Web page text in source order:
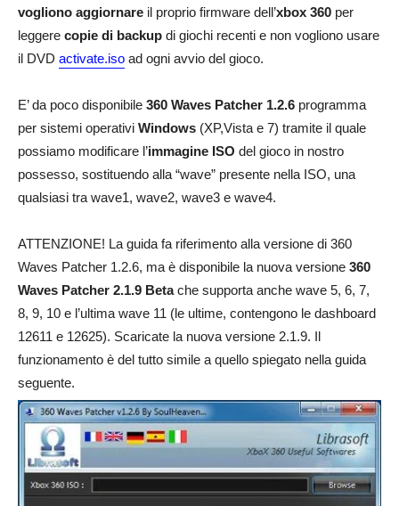
vogliono aggiornare il proprio firmware dell’xbox 360 per
leggere copie di backup di giochi recenti e non vogliono usare
il DVD activate.iso ad ogni avvio del gioco.
E’ da poco disponibile 360 Waves Patcher 1.2.6 programma
per sistemi operativi Windows (XP,Vista e 7) tramite il quale
possiamo modificare l’immagine ISO del gioco in nostro
possesso, sostituendo alla “wave” presente nella ISO, una
qualsiasi tra wave1, wave2, wave3 e wave4.
ATTENZIONE! La guida fa riferimento alla versione di 360
Waves Patcher 1.2.6, ma è disponibile la nuova versione 360
Waves Patcher 2.1.9 Betache supporta anche wave 5, 6, 7,
8, 9, 10 e l’ultima wave 11 (le ultime, contengono le dashboard
12611 e 12625). Scaricate la nuova versione 2.1.9. Il
funzionamento è del tutto simile a quello spiegato nella guida
seguente.